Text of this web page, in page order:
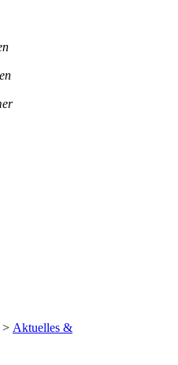
> Aktuelles &